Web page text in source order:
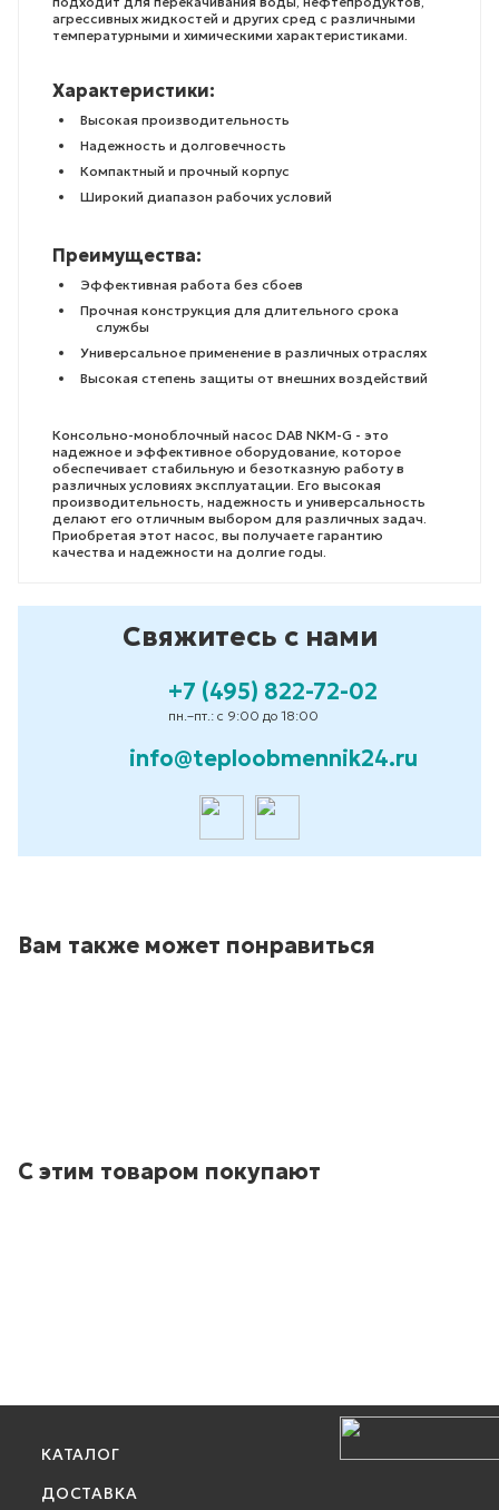
агрессивных жидкостей и других сред с различными
температурными и химическими характеристиками.
Характеристики:
Высокая производительность
Надежность и долговечность
Компактный и прочный корпус
Широкий диапазон рабочих условий
Преимущества:
Эффективная работа без сбоев
Прочная конструкция для длительного срока
службы
Универсальное применение в различных отраслях
Высокая степень защиты от внешних воздействий
Консольно-моноблочный насос DAB NKM-G - это
надежное и эффективное оборудование, которое
обеспечивает стабильную и безотказную работу в
различных условиях эксплуатации. Его высокая
производительность, надежность и универсальность
делают его отличным выбором для различных задач.
Приобретая этот насос, вы получаете гарантию
качества и надежности на долгие годы.
Свяжитесь с нами
+7 (495) 822-72-02
пн.–пт.: с 9:00 до 18:00
info@teploobmennik24.ru
Вам также может понравиться
С этим товаром покупают
КАТАЛОГ
ДОСТАВКА